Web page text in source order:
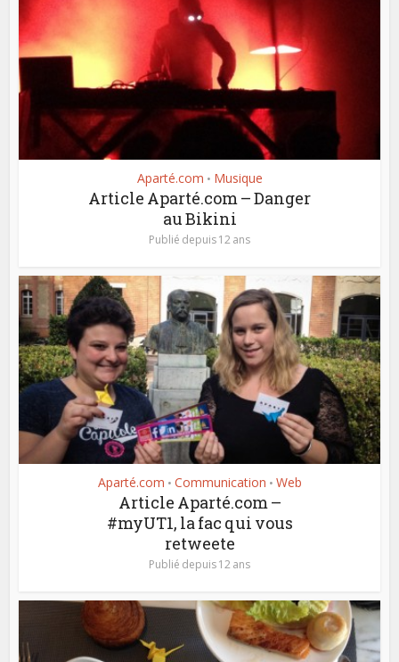
Aparté.com • Musique
Article Aparté.com – Danger
au Bikini
Publié depuis 12 ans
Aparté.com • Communication • Web
Article Aparté.com –
#myUT1, la fac qui vous
retweete
Publié depuis 12 ans